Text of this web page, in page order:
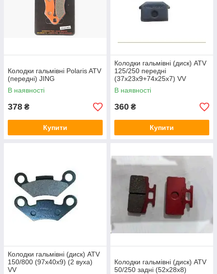
Колодки гальмівні Polaris ATV
(передні) JING
В наявності
378 ₴
Купити
Колодки гальмівні (диск) ATV
125/250 передні
(37х23х9+74х25х7) VV
В наявності
360 ₴
Купити
Колодки гальмівні (диск) ATV
150/800 (97х40х9) (2 вуха)
VV
Колодки гальмівні (диск) ATV
50/250 задні (52х28х8)